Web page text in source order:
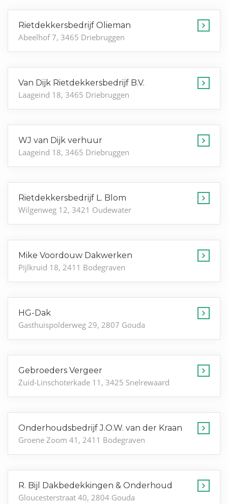
Rietdekkersbedrijf Olieman
Abeelhof 7, 3465 Driebruggen
Van Dijk Rietdekkersbedrijf B.V.
Laageind 18, 3465 Driebruggen
WJ van Dijk verhuur
Laageind 18, 3465 Driebruggen
Rietdekkersbedrijf L. Blom
Wilgenweg 12, 3421 Oudewater
Mike Voordouw Dakwerken
Pijlkruid 18, 2411 Bodegraven
HG-Dak
Gasthuispolderweg 29, 2807 Gouda
Gebroeders Vergeer
Zuid-Linschoterkade 11, 3425 Snelrewaard
Onderhoudsbedrijf J.O.W. van der Kraan
Groene Zoom 41, 2411 Bodegraven
R. Bijl Dakbedekkingen & Onderhoud
Gloucesterstraat 40, 2804 Gouda